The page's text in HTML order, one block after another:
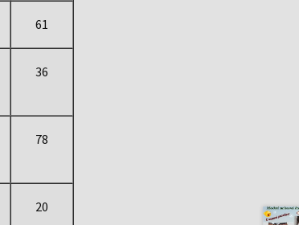
61
36
78
20